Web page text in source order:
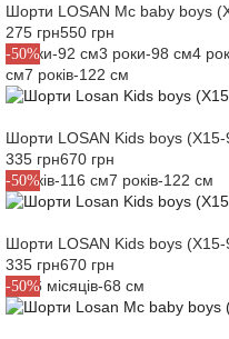
Шорти LOSAN Mc baby boys
275 грн550 грн
-50%
2 роки-92 см3 роки-98 см4
см7 років-122 см
Шорти LOSAN Kids boys (X15-
335 грн670 грн
-50%
6 років-116 см7 років-122 см
Шорти LOSAN Kids boys (X15-
335 грн670 грн
-50%
M6-6 місяців-68 см